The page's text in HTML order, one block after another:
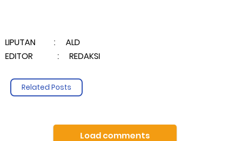
LIPUTAN : ALD
EDITOR : REDAKSI
Related Posts
Load comments